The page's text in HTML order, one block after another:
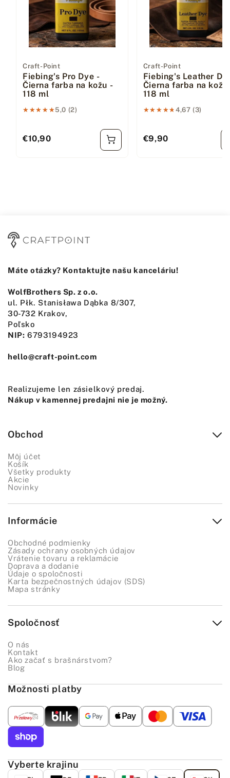
Dodávateľ:
Craft-Point
Fiebing's Pro Dye -
Čierna farba na kožu -
118 ml
★★★★★
★★★★★5,0 (2)
Bežná cena
€10,90
Dodávateľ:
Craft-Point
Fiebing's Leather
Čierna farba na kožu
118 ml
★★★★★
★★★★★4,67 (3)
Bežná cena
€9,90
Máte otázky? Kontaktujte našu kanceláriu!
WolfBrothers Sp. z o.o.
ul. Płk. Stanisława Dąbka 8/307,
30-732 Krakov,
Poľsko
NIP: 6793194923
hello@craft-point.com
Realizujeme len zásielkový predaj.
Nákup v kamennej predajni nie je možný.
Obchod
Môj účet
Košík
Všetky produkty
Akcie
Novinky
Informácie
Obchodné podmienky
Zásady ochrany osobných údajov
Vrátenie tovaru a reklamácie
Doprava a dodanie
Údaje o spoločnosti
Karta bezpečnostných údajov (SDS)
Mapa stránky
Spoločnosť
O nás
Kontakt
Ako začať s brašnárstvom?
Blog
Možnosti platby
Vyberte krajinu